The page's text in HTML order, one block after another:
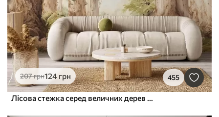
207грн124 грн 455
Лісова стежка серед величних дерев у стилі акварелі